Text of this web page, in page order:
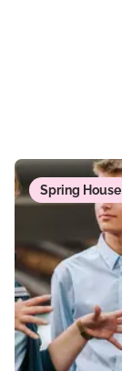
Spring House